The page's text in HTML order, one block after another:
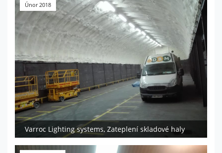
Varroc Lighting systems, Zateplení skladové haly
Únor 2018